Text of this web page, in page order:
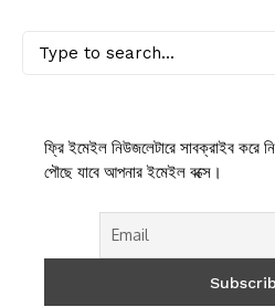
ফ্রি ইমেইল নিউজলেটারে সাবক্রাইব করে
পৌছে যাবে আপনার ইমেইল বক্সে।